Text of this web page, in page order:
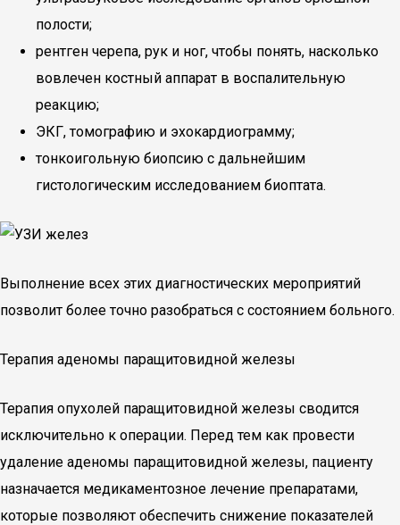
полости;
рентген черепа, рук и ног, чтобы понять, насколько
вовлечен костный аппарат в воспалительную
реакцию;
ЭКГ, томографию и эхокардиограмму;
тонкоигольную биопсию с дальнейшим
гистологическим исследованием биоптата.
Выполнение всех этих диагностических мероприятий
позволит более точно разобраться с состоянием больного.
Терапия аденомы паращитовидной железы
Терапия опухолей паращитовидной железы сводится
исключительно к операции. Перед тем как провести
удаление аденомы паращитовидной железы, пациенту
назначается медикаментозное лечение препаратами,
которые позволяют обеспечить снижение показателей